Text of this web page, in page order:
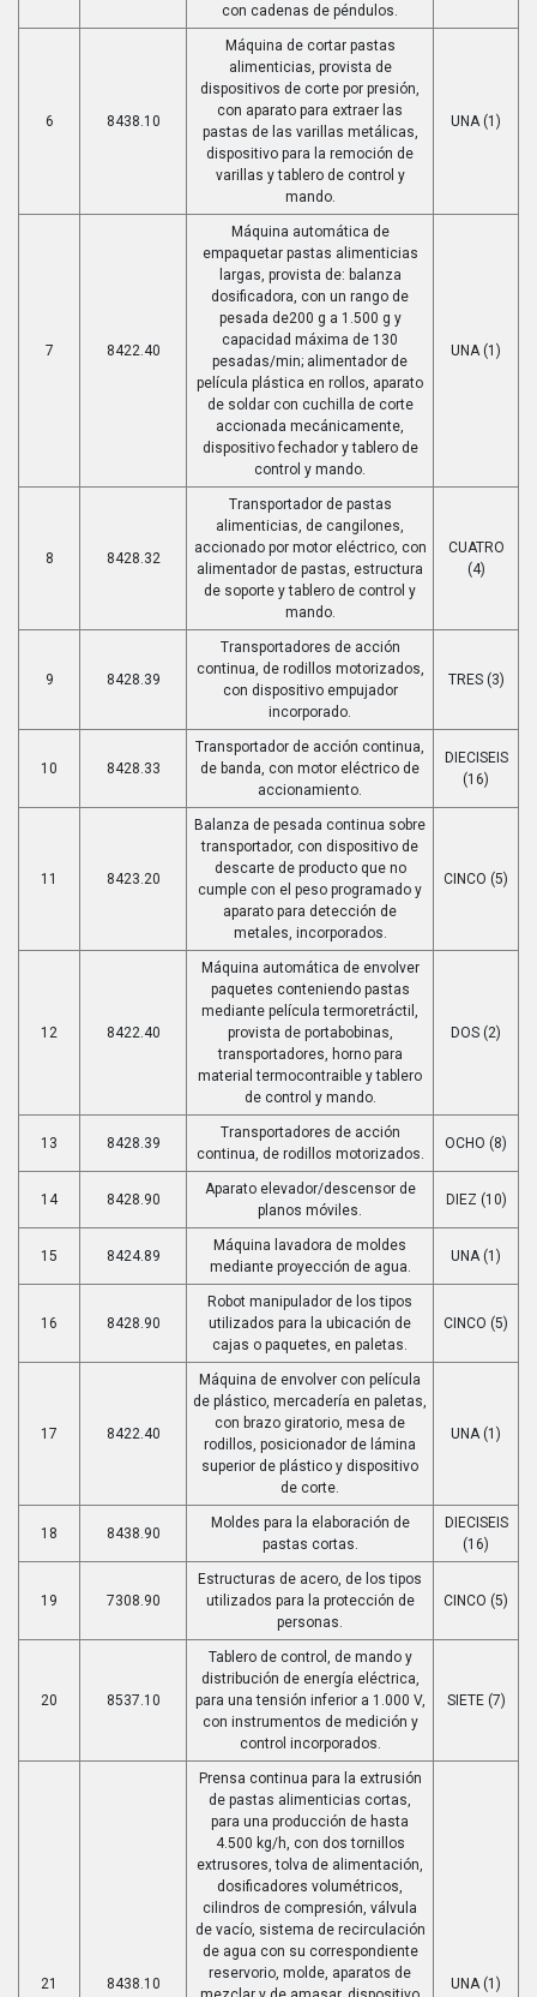
con cadenas de péndulos.
6 8438.10
Máquina de cortar pastas
alimenticias, provista de
dispositivos de corte por presión,
con aparato para extraer las
pastas de las varillas metálicas,
dispositivo para la remoción de
varillas y tablero de control y
mando.
UNA (1)
7 8422.40
Máquina automática de
empaquetar pastas alimenticias
largas, provista de: balanza
dosificadora, con un rango de
pesada de200 g a 1.500 g y
capacidad máxima de 130
pesadas/min; alimentador de
película plástica en rollos, aparato
de soldar con cuchilla de corte
accionada mecánicamente,
dispositivo fechador y tablero de
control y mando.
UNA (1)
8 8428.32
Transportador de pastas
alimenticias, de cangilones,
accionado por motor eléctrico, con
alimentador de pastas, estructura
de soporte y tablero de control y
mando.
CUATRO
(4)
9 8428.39
Transportadores de acción
continua, de rodillos motorizados,
con dispositivo empujador
incorporado.
TRES (3)
10 8428.33
Transportador de acción continua,
de banda, con motor eléctrico de
accionamiento.
DIECISEIS
(16)
11 8423.20
Balanza de pesada continua sobre
transportador, con dispositivo de
descarte de producto que no
cumple con el peso programado y
aparato para detección de
metales, incorporados.
CINCO (5)
12 8422.40
Máquina automática de envolver
paquetes conteniendo pastas
mediante película termoretráctil,
provista de portabobinas,
transportadores, horno para
material termocontraible y tablero
de control y mando.
DOS (2)
13 8428.39
Transportadores de acción
continua, de rodillos motorizados.
OCHO (8)
14 8428.90
Aparato elevador/descensor de
planos móviles.
DIEZ (10)
15 8424.89
Máquina lavadora de moldes
mediante proyección de agua.
UNA (1)
16 8428.90
Robot manipulador de los tipos
utilizados para la ubicación de
cajas o paquetes, en paletas.
CINCO (5)
17 8422.40
Máquina de envolver con película
de plástico, mercadería en paletas,
con brazo giratorio, mesa de
rodillos, posicionador de lámina
superior de plástico y dispositivo
de corte.
UNA (1)
18 8438.90
Moldes para la elaboración de
pastas cortas.
DIECISEIS
(16)
19 7308.90
Estructuras de acero, de los tipos
utilizados para la protección de
personas.
CINCO (5)
20 8537.10
Tablero de control, de mando y
distribución de energía eléctrica,
para una tensión inferior a 1.000 V,
con instrumentos de medición y
control incorporados.
SIETE (7)
21 8438.10
Prensa continua para la extrusión
de pastas alimenticias cortas,
para una producción de hasta
4.500 kg/h, con dos tornillos
extrusores, tolva de alimentación,
dosificadores volumétricos,
cilindros de compresión, válvula
de vacío, sistema de recirculación
de agua con su correspondiente
reservorio, molde, aparatos de
UNA (1)